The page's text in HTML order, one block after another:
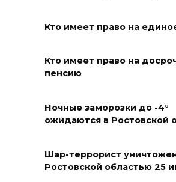
награды
Осторожно! Падение
06 августа 2026 18:30
весям»
Кто имеет право на
Кто имеет право на
пенсию
Ночные заморозки до -4°
ожидаются в Ростовской
Шар-террорист
Ростовской областью 25